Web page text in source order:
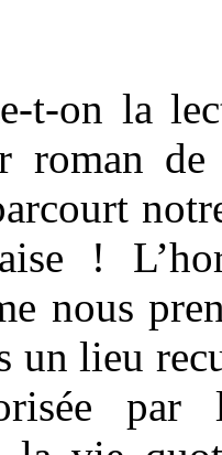
t-on la
roman de
!
nous
un lieu
par